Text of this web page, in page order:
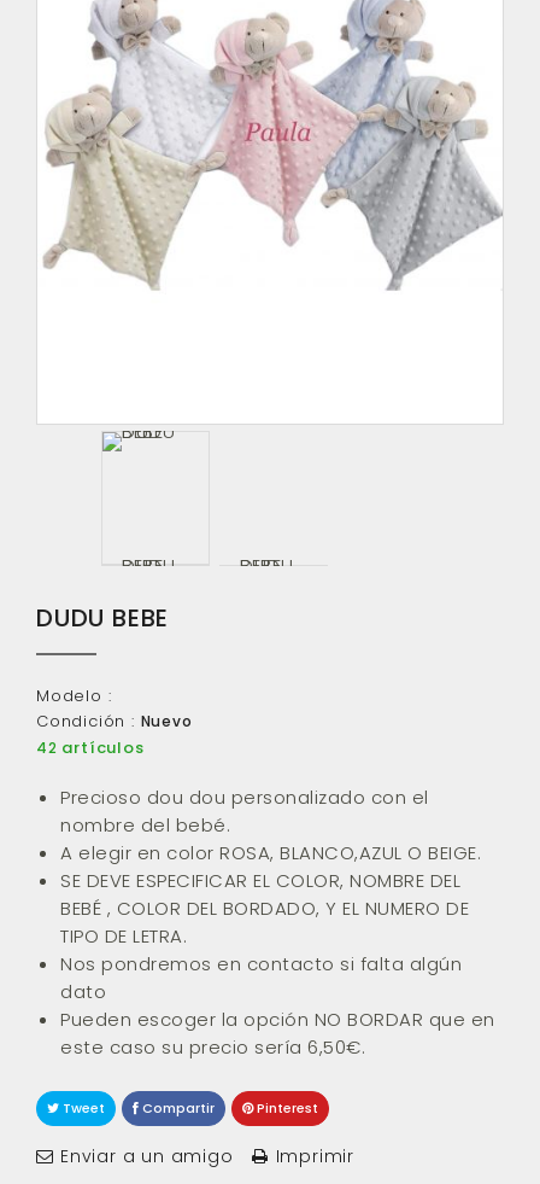
DUDU BEBE
Modelo :
Condición : Nuevo
42 artículos
Precioso dou dou personalizado con el
nombre del bebé.
A elegir en color ROSA, BLANCO,AZUL O BEIGE.
SE DEVE ESPECIFICAR EL COLOR, NOMBRE DEL
BEBÉ , COLOR DEL BORDADO, Y EL NUMERO DE
TIPO DE LETRA.
Nos pondremos en contacto si falta algún
dato
Pueden escoger la opción NO BORDAR que en
este caso su precio sería 6,50€.
Tweet Compartir Pinterest
Enviar a un amigo Imprimir